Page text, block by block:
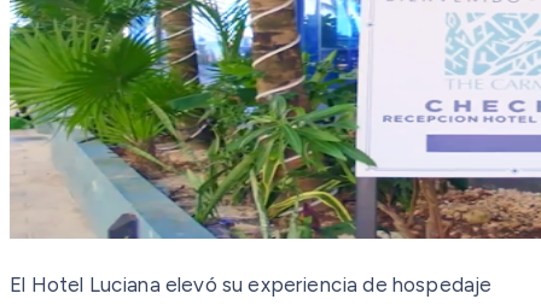
El Hotel Luciana elevó su experiencia de hospedaje